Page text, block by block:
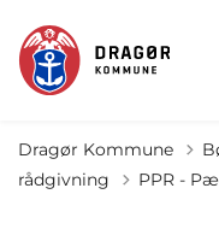
Dragør Kommune
rådgivning
PPR -